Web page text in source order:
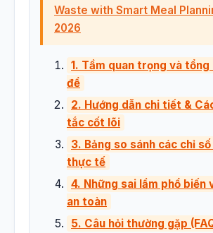
Waste with Smart Meal
2026
1. Tầm quan trọng và tổng
đề
2. Hướng dẫn chi tiết &
tắc cốt lõi
3. Bảng so sánh các chỉ
thực tế
4. Những sai lầm phổ biến
an toàn
5. Câu hỏi thường gặp